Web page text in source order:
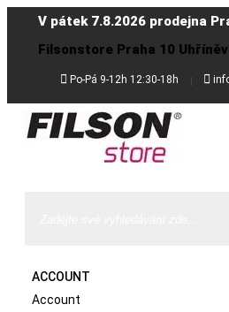
V pátek 7.8.2026 prodejna
Filsonstore Praha 10
 Po-Pá 9-12h 12:30-18h 
ACCOUNT
Account